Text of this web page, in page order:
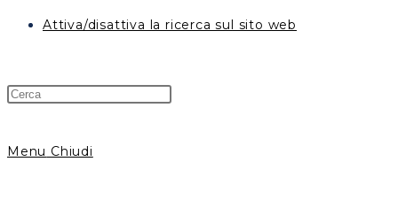
Attiva/disattiva la ricerca sul sito web
Menu Chiudi